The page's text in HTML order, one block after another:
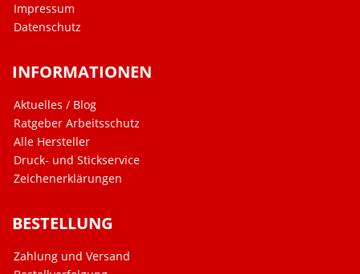
Impressum
Datenschutz
INFORMATIONEN
Aktuelles / Blog
Ratgeber Arbeitsschutz
Alle Hersteller
Druck- und Stickservice
Zeichenerklärungen
BESTELLUNG
Zahlung und Versand